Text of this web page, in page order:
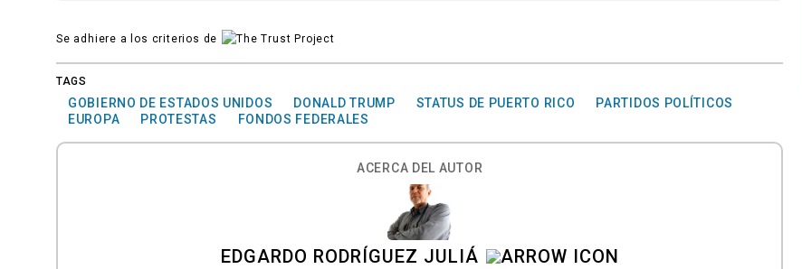
Se adhiere a los criterios de
TAGS
GOBIERNO DE ESTADOS UNIDOS DONALD TRUMP STATUS DE PUERTO RICO
PARTIDOS POLÍTICOS
EUROPA
PROTESTAS FONDOS FEDERALES
ACERCA DEL AUTOR
EDGARDO RODRÍGUEZ JULIÁ